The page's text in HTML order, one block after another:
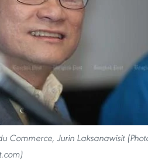
Commerce, Jurin Laksanawisit